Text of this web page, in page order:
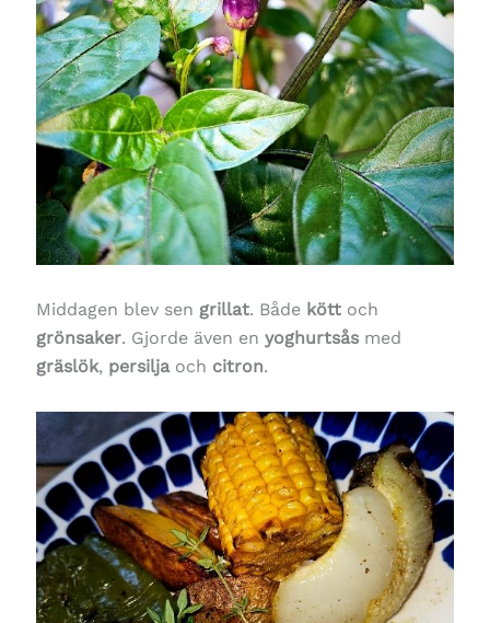
Middagen blev sen grillat. Både köttoch
grönsaker. Gjorde även en yoghurtsåsmed
gräslök, persiljaoch citron.